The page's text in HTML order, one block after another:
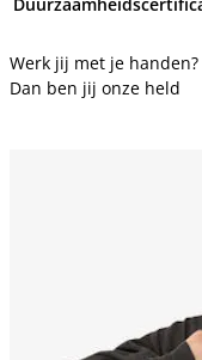
Werk jij met je handen?
Dan ben jij onze held